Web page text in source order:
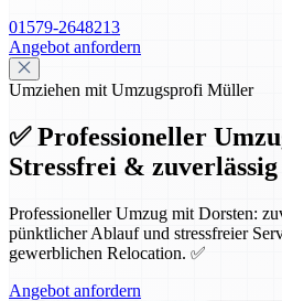
01579-2648213
Angebot anfordern
Umziehen mit Umzugsprofi Müller
✅ Professioneller
Stressfrei & zuverlässig
Professioneller Umzug mit Dorsten:
pünktlicher Ablauf und stressfreier
gewerblichen Relocation. ✅
Angebot anfordern